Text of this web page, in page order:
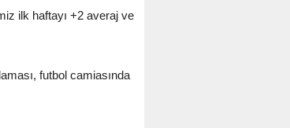
ilk haftayı +2 averaj ve
futbol camiasında